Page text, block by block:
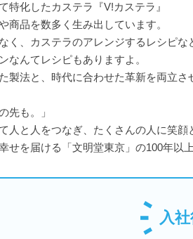
化したカステラ『V!カステラ』
商品を数多く生み出しています。
く、カステラのアレンジするレシピな
なんてレシピもありますよ。
製法と、時代に合わせた革新を両立さ
先も。」
人と人をつなぎ、たくさんの人に笑顔
せを届ける「文明堂東京」の100年以
入